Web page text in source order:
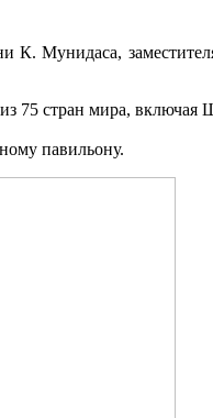
Мунидаса,
75 стран мира,
павильону.